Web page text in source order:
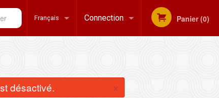
Français
English
Connection Panier (0)
désactivé. ×